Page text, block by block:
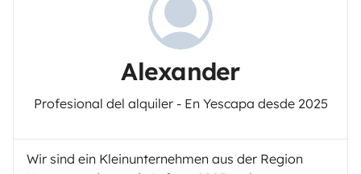
Alexander
Profesional del alquiler - En Yescapa desde 2025
Wir sind ein Kleinunternehmen aus der Region